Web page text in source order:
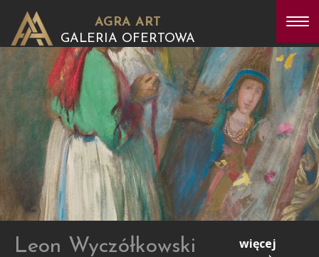
AGRA ART
GALERIA OFERTOWA
Leon Wyczółkowski więcej